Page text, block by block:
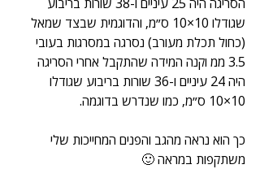
שגודלו 10×10 ס״מ, והדוגמית שבצד שמאל
(כחול תכלת מעורב) נסרגה במסרגות בעובי
3.5 ממ וקנה המידה שהתקבל אחרי הסריגה
היה 24 עיניים ו-36 שורות בריבוע שגודלו
10×10 ס״מ, כמו שנדרש בדוגמה.
כך הוא נראה מהגב והפנים המחייכות שלי
משתקפות במראה 🙂